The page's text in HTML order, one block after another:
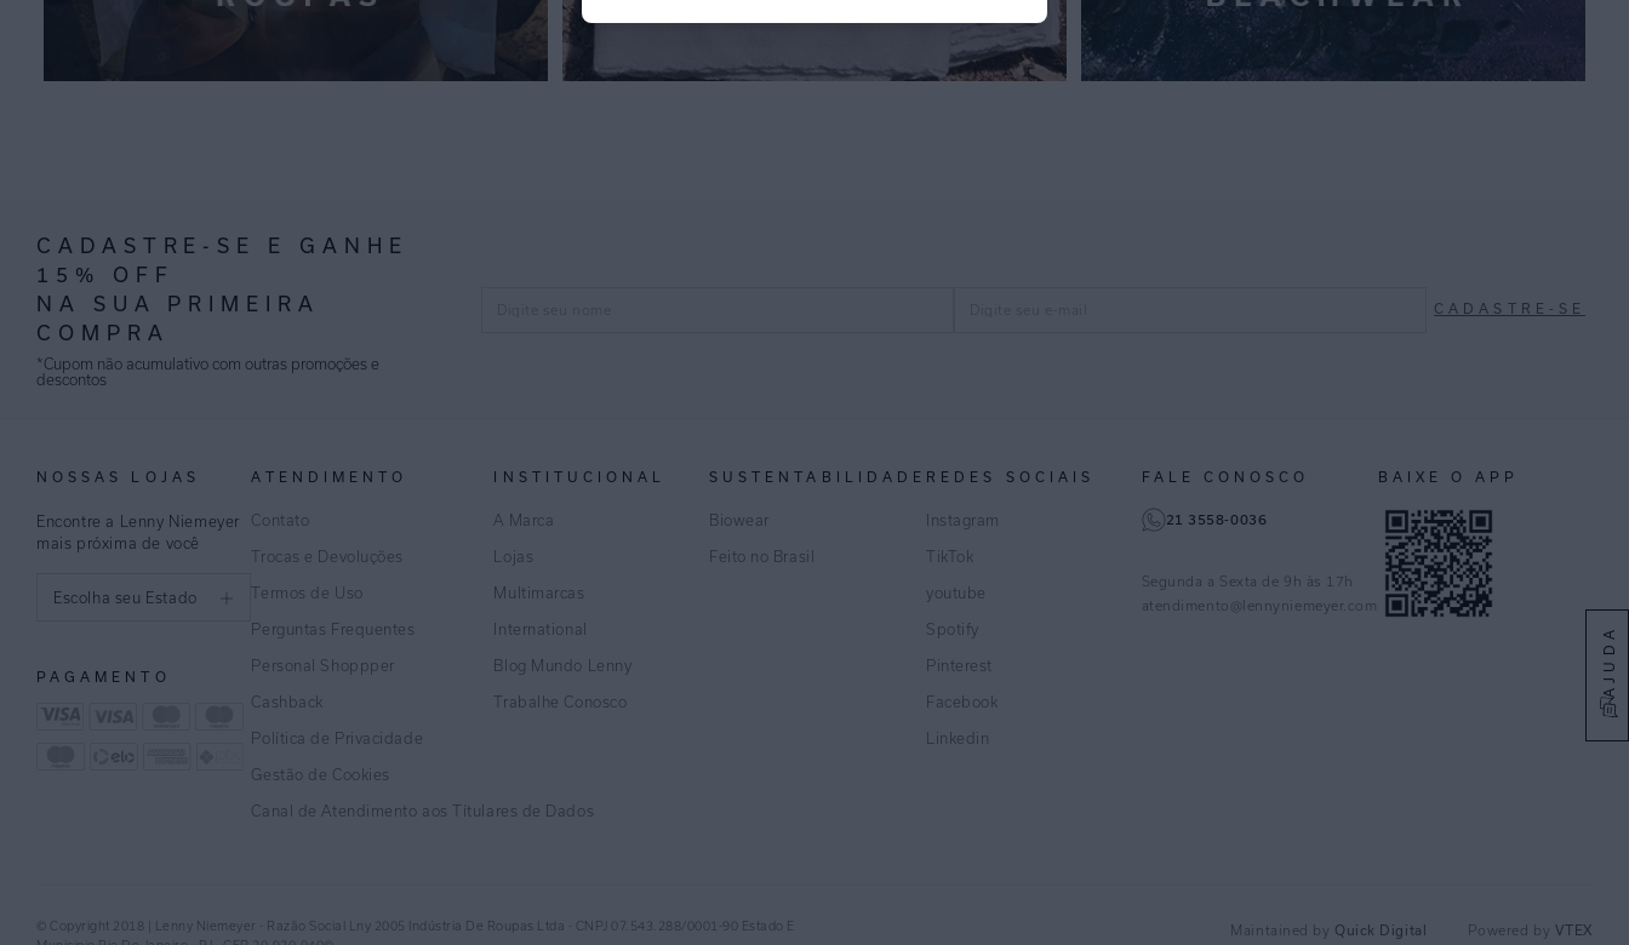
AJUDA
CADASTRE-SE E GANHE
15% OFF
NA SUA PRIMEIRA
COMPRA
*Cupom não acumulativo com outras promoções e
descontos
CADASTRE-SE
NOSSAS LOJAS
Encontre a Lenny Niemeyer
mais próxima de você
Escolha seu Estado
Distrito Federal
PAGAMENTO
ATENDIMENTO
Contato
Trocas e Devoluções
Termos de Uso
Perguntas Frequentes
Personal Shoppper
Cashback
Política de Privacidade
Gestão de Cookies
Canal de Atendimento aos Títulares de Dados
INSTITUCIONAL
A Marca
Lojas
Multimarcas
International
Blog Mundo Lenny
Trabalhe Conosco
SUSTENTABILIDADE
Biowear
Feito no Brasil
REDES SOCIAIS
Instagram
TikTok
youtube
Spotify
Pinterest
Facebook
Linkedin
FALE CONOSCO
21 3558-0036
Segunda a Sexta de 9h às 17h
atendimento@lennyniemeyer.com
BAIXE O APP
© Copyright 2018 | Lenny Niemeyer - Razão Social Lny 2005 Indústria De Roupas Ltda - CNPJ 07.543.288/0001-90 Estado E
Maintained by Quick Digital Powered by VTEX